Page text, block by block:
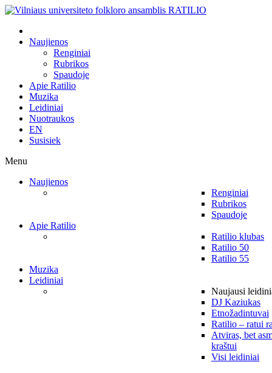
Naujienos
Renginiai
Rubrikos
Spaudoje
Apie Ratilio
Muzika
Leidiniai
Nuotraukos
EN
Susisiek
Menu
Naujienos
Renginiai
Rubrikos
Spaudoje
Apie Ratilio
Ratilio klubas
Ratilio 50
Ratilio 55
Muzika
Leidiniai
Naujausi
DJ Kaziukas
Etnožadintuvai
Ratilio – ratui
Atviras, bet
kraštui
Visi leidiniai